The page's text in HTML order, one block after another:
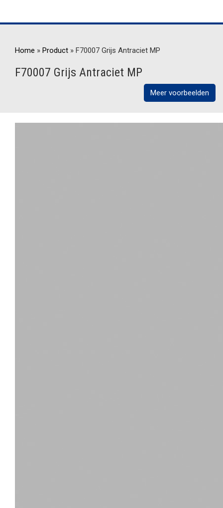
Home » Product » F70007 Grijs Antraciet MP
F70007 Grijs Antraciet MP
Meer voorbeelden